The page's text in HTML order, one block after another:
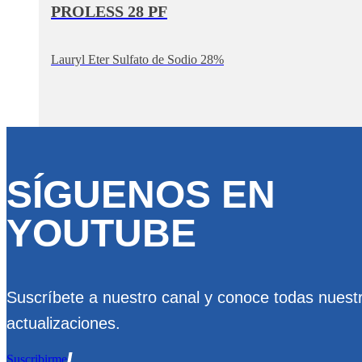
PROLESS 28 PF
Lauryl Eter Sulfato de Sodio 28%
SÍGUENOS EN
YOUTUBE
Suscríbete a nuestro canal y conoce todas
actualizaciones.